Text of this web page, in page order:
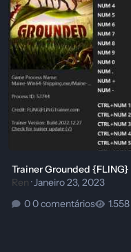
Trainer Grounded {FLING}
Ren ·Janeiro 23, 2023
0 comentários